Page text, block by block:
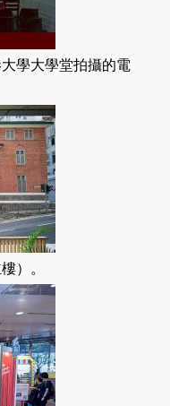
學大學堂拍攝的電
）。